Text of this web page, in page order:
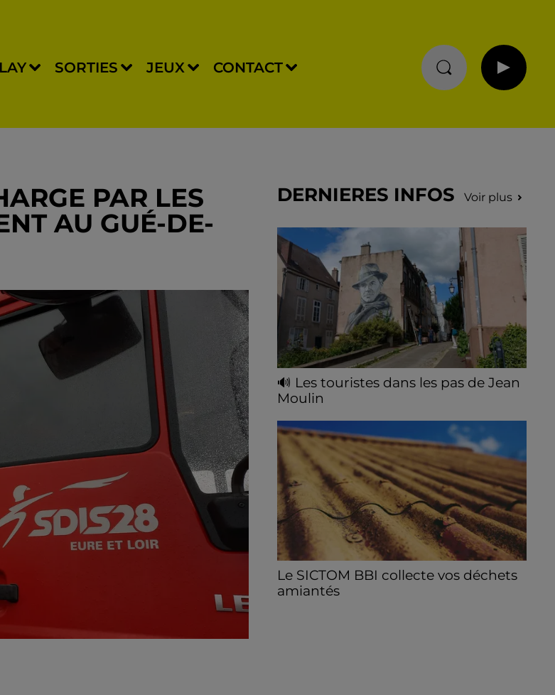
SORTIES JEUX CONTACT
PAR LES
AU GUÉ-DE-
DERNIERES INFOS Voir plus
🔊 Les touristes dans les pas de Jean
Moulin
les sorties estivales de Chartres Tourisme.
Le SICTOM BBI collecte vos déchets
amiantés